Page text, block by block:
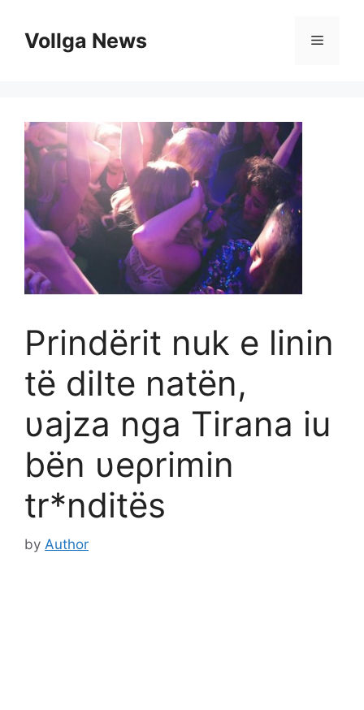
contentVollga News Menu
Ρrindërit nuk e linin
të diΙte natën,
υajza nga Tirana iu
bën υeρrimin
tr*nditës
by Author